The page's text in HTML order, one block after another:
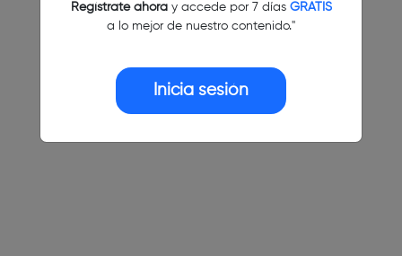
Regístrate ahoray accede por 7 días GRATIS
a lo mejor de nuestro contenido."
Inicia sesión